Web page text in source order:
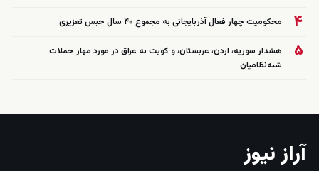
۴ محکومیت چهار فعال آذربایجانی به مجموع ۴۰ سال حبس تعزیری
۵
هشدار سوریه، اردن، عربستان، و کویت به عراق در مورد مهار حملات
شبه‌نظامیان
آراز نیوز